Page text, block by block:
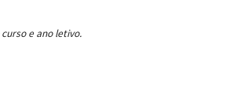
e ano letivo.